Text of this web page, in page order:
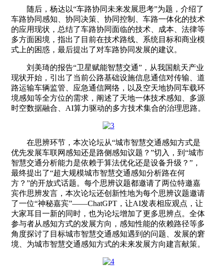
随后，杨达以“车路协同未来发展思考”为题，介绍了
车路协同感知、协同决策、协同控制、车路一体化的技术
的应用现状 ，总结了车路协同面临的技术、成本、法律等
多方面困境，指出了目前在技术路线、系统目标和商业模
式上的困惑，最后提出了对车路协同发展的建议。
刘美琦的报告“卫星赋能智慧交通”，从我国航天产业
现状开始，引出了当前公路基础设施信息通信对传输、道
路运输车辆监管、应急通信网络，以及空天地协同车载环
境感知等全方位的需求，阐述了天地一体技术感知、多源
时空数据融合、 AI算力驱动的多方技术集合的治理思路。
在思辨环节，本次论坛从“城市智慧交通感知方式是
优先发展车联网感知还是路侧感知议题？”切入，到“城市
智慧交通分析能力是依赖于算法优化还是设备升级？”，
最终提出了“超大规模城市智慧交通感知分析路在何
方？”的开放式话题。每个思辨议题都邀请了两位特邀嘉
宾作思辨发言，本次论坛还创新性地为每个思辨议题邀请
了一位“神秘嘉宾”——ChatGPT ，让AI发表相应观点 ，让
大家耳目一新的同时，也为论坛增加了更多思辨点。全体
参与者从感知方式的发展方向，感知性能的依赖路径等多
角度探讨了目标城市智慧交通感知遇到的问题、发展的窘
境、为城市智慧交通感知方式的未来发展方向建言献策。